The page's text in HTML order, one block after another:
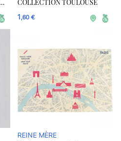
COLLECTION TOULOUSE
1,60 €
REINE MÈRE